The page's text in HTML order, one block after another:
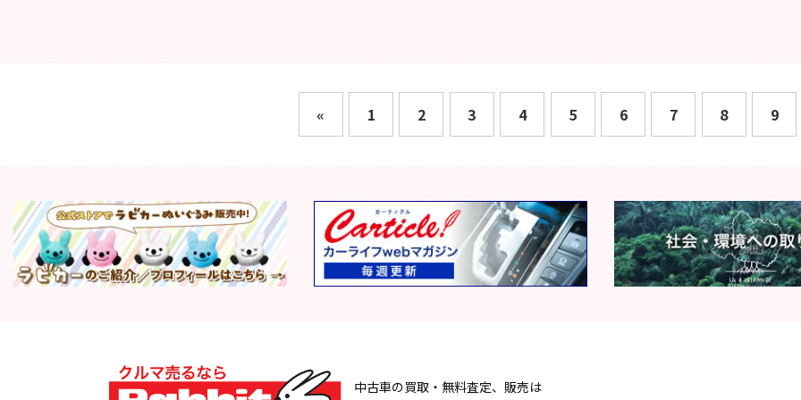
« 1 2 3 4 5 6 7 8 9
中古車の買取・無料査定、販売は